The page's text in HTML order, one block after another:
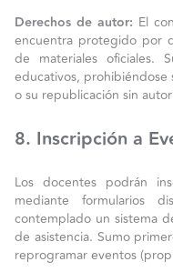
Derechos de autor: El
encuentra protegido por
de materiales oficiales.
educativos, prohibiéndose
o su republicación sin
8. Inscripción a
Los docentes podrán
mediante formularios
contemplado un sistema
de asistencia. Sumo
reprogramar eventos